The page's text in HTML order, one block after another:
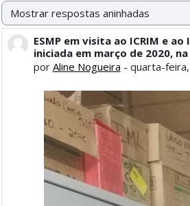
Modo de visualização
ESMP em visita ao ICRIM e ao
iniciada em março de 2020,
por Aline Nogueira - quarta-
Número de respostas: 0